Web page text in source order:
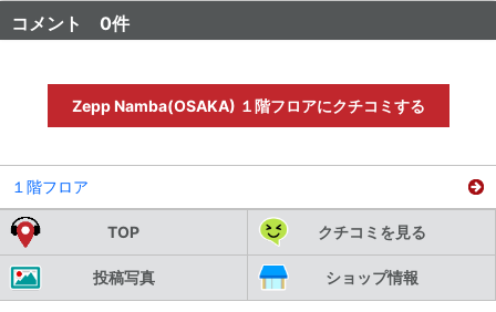
コメント 0件
Zepp Namba(OSAKA) １階フロアにクチコミする
１階フロア
TOP クチコミを見る
投稿写真 ショップ情報